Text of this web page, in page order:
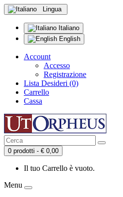
Lingua
Italiano
English
Account
Accesso
Registrazione
Lista Desideri (0)
Carrello
Cassa
0 prodotti - € 0,00
Il tuo Carrello è vuoto.
Menu